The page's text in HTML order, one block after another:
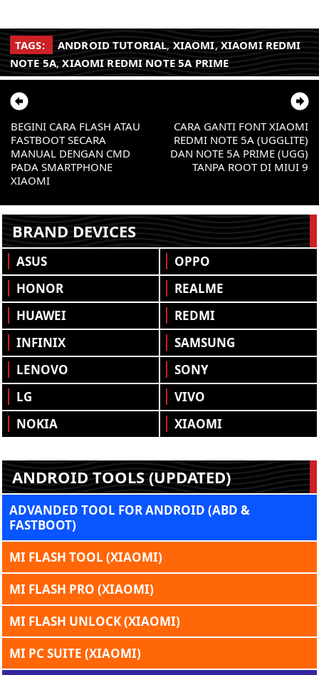
TAGS: ANDROID TUTORIAL, XIAOMI, XIAOMI REDMI
NOTE 5A,XIAOMI REDMI NOTE 5A PRIME
CARA GANTI FONT XIAOMI
REDMI NOTE 5A (UGGLITE)
DAN NOTE 5A PRIME (UGG)
TANPA ROOT DI MIUI 9
BEGINI CARA FLASH ATAU
FASTBOOT SECARA
MANUAL DENGAN CMD
PADA SMARTPHONE
XIAOMI
BRAND DEVICES
ASUS
HONOR
HUAWEI
INFINIX
LENOVO
LG
NOKIA
OPPO
REALME
REDMI
SAMSUNG
SONY
VIVO
XIAOMI
ANDROID TOOLS (UPDATED)
ADVANDED TOOL FOR ANDROID (ABD &
FASTBOOT)
MI FLASH TOOL (XIAOMI)
MI FLASH PRO (XIAOMI)
MI FLASH UNLOCK (XIAOMI)
MI PC SUITE (XIAOMI)